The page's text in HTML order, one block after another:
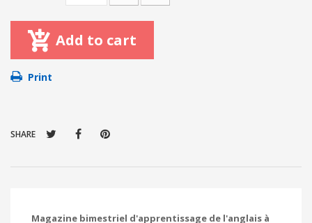
Add to cart
Print
SHARE
Magazine bimestriel d'apprentissage de l'anglais à